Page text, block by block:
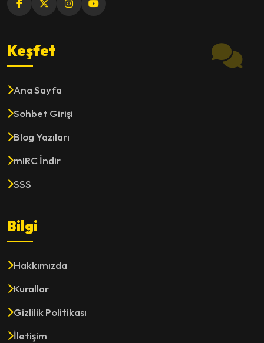
Keşfet
Ana Sayfa
Sohbet Girişi
Blog Yazıları
mIRC İndir
SSS
Bilgi
Hakkımızda
Kurallar
Gizlilik Politikası
İletişim